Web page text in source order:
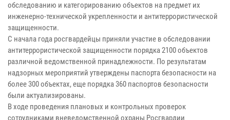
обследованию и категорированию объектов на предмет их
инженерно-технической укрепленности и антитеррористической
защищенности.
С начала года росгвардейцы приняли участие в обследовании
антитеррористической защищенности порядка 2100 объектов
различной ведомственной принадлежности. По результатам
надзорных мероприятий утверждены паспорта безопасности на
более 300 объектах, еще порядка 360 паспортов безопасности
были актуализированы.
В ходе проведения плановых и контрольных проверок
сотрудниками вневедомственной охраны Росгвардии